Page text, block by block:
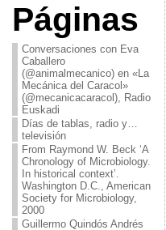
Páginas
Conversaciones con Eva
Caballero
(@animalmecanico) en «La
Mecánica del Caracol»
(@mecanicacaracol), Radio
Euskadi
Días de tablas, radio y…
televisión
From Raymond W. Beck ‘A
Chronology of Microbiology.
In historical context’.
Washington D.C., American
Society for Microbiology,
2000
Guillermo Quindós Andrés